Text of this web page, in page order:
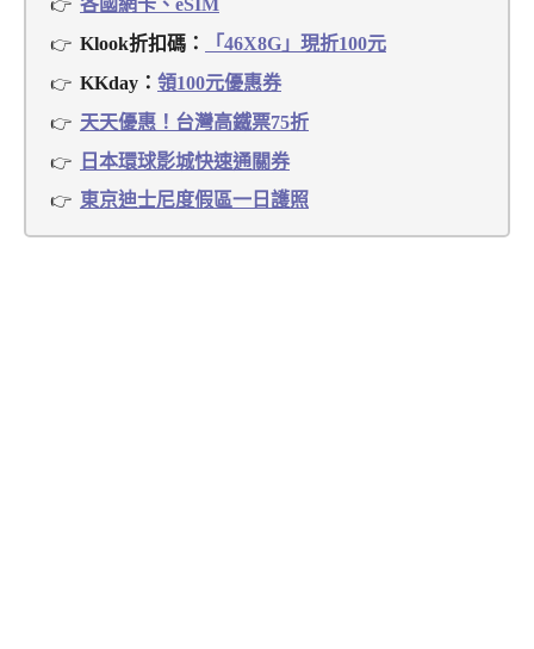
各國網卡、eSIM
Klook折扣碼：
「46X8G」現折100元
KKday： 領100元優惠券
天天優惠！台灣高鐵票75折
日本環球影城快速通關券
東京迪士尼度假區一日護照